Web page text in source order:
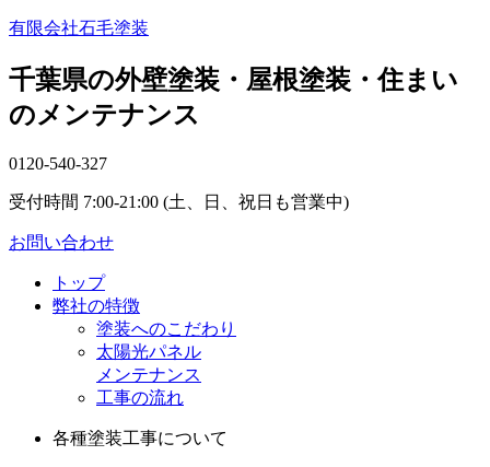
有限会社石毛塗装
千葉県の外壁塗装・屋根塗装・住まい
のメンテナンス
0120-540-327
受付時間 7:00-21:00 (土、日、祝日も営業中)
お問い合わせ
トップ
弊社の特徴
塗装へのこだわり
太陽光パネル
メンテナンス
工事の流れ
各種塗装工事について